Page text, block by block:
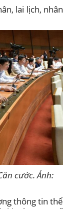
lai lịch, nhân
cước. Ảnh:
thông tin thể